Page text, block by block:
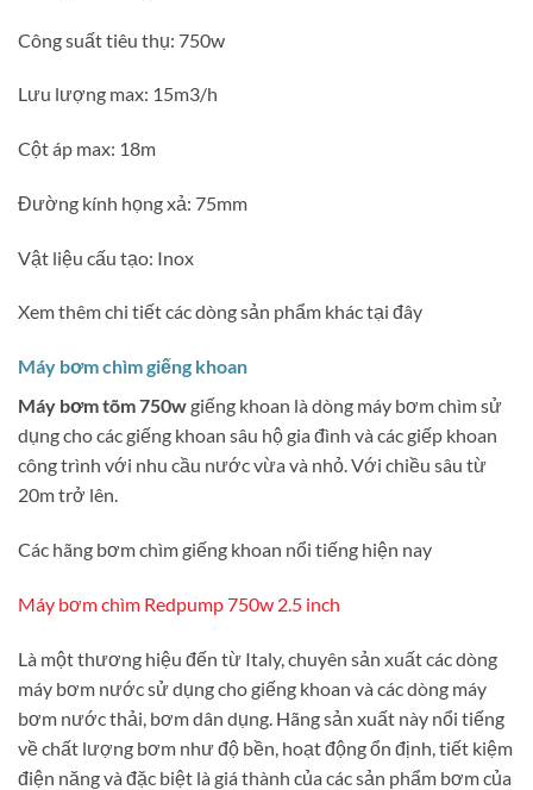
Công suất tiêu thụ: 750w
Lưu lượng max: 15m3/h
Cột áp max: 18m
Đường kính họng xả: 75mm
Vật liệu cấu tạo: Inox
Xem thêm chi tiết các dòng sản phẩm khác tại đây
Máy bơm chìm giếng khoan
Máy bơm tõm 750wgiếng khoan là dòng máy bơm chìm sử
dụng cho các giếng khoan sâu hộ gia đình và các giếp khoan
công trình với nhu cầu nước vừa và nhỏ. Với chiều sâu từ
20m trở lên.
Các hãng bơm chìm giếng khoan nổi tiếng hiện nay
Máy bơm chìm Redpump 750w 2.5 inch
Là một thương hiệu đến từ Italy, chuyên sản xuất các dòng
máy bơm nước sử dụng cho giếng khoan và các dòng máy
bơm nước thải, bơm dân dụng. Hãng sản xuất này nổi tiếng
về chất lượng bơm như độ bền, hoạt động ổn định, tiết kiệm
điện năng và đặc biệt là giá thành của các sản phẩm bơm của